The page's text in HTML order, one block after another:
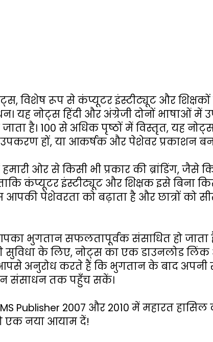
विशेष रूप से कंप्यूटर इंस्टीट्यूट और
यह नोट्स हिंदी और अंग्रेजी दोनों भाषाओं में
है। 100 से अधिक पृष्ठों में विस्तृत, यह
हों, या आकर्षक और पेशेवर प्रकाशन बनाने
ओर से किसी भी प्रकार की ब्रांडिंग, जैसे कि
कंप्यूटर इंस्टीट्यूट और शिक्षक इसे बिना
पेशेवरता को बढ़ाता है और छात्रों को
भुगतान सफलतापूर्वक संसाधित हो जाता
सुविधा के लिए, नोट्स का एक डाउनलोड लिंक
अनुरोध करते हैं कि भुगतान के बाद अपनी
संसाधन तक पहुँच सकें।
Publisher 2007 और 2010 में महारत
एक नया आयाम दें!